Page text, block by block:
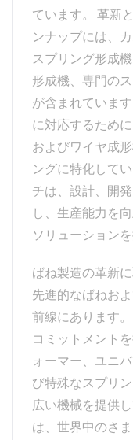
ています。 革新
ンナップには、
スプリング形成
形成機、専門の
が含まれていま
に対応するため
およびワイヤ成
ングに特化して
チは、設計、開
し、生産能力を
ソリューション
ばね製造の革新
先進的なばねお
前線にあります
コミットメント
ォーマー、ユニ
び特殊なスプリ
広い機械を提供
は、世界中のさ